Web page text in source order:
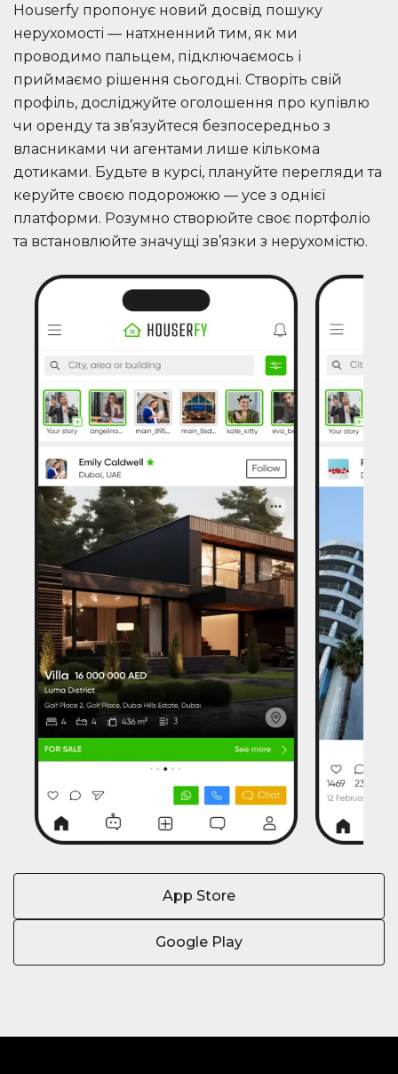
Houserfy пропонує новий досвід пошуку
нерухомості — натхненний тим, як ми
проводимо пальцем, підключаємось і
приймаємо рішення сьогодні. Створіть свій
профіль, досліджуйте оголошення про купівлю
чи оренду та зв’язуйтеся безпосередньо з
власниками чи агентами лише кількома
дотиками. Будьте в курсі, плануйте перегляди та
керуйте своєю подорожжю — усе з однієї
платформи. Розумно створюйте своє портфоліо
та встановлюйте значущі зв’язки з нерухомістю.
App Store
Google Play